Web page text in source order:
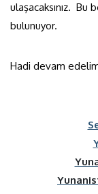
ulaşacaksınız.
bulunuyor.
Hadi devam